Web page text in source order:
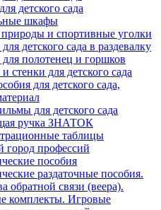
детского сада
шкафы
и спортивные уголки
детского сада в раздевалку
полотенец и горшков
стенки для детского сада
для детского сада,
для детского сада
ручка ЗНАТОК
таблицы
город профессий
пособия
раздаточные пособия.
обратной связи (веера).
комплекты. Игровые